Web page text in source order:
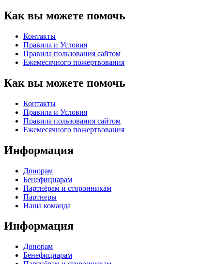
Как вы можете помочь
Контакты
Правила и Условия
Правила пользования сайтом
Eжемесячного пожертвования
Как вы можете помочь
Контакты
Правила и Условия
Правила пользования сайтом
Eжемесячного пожертвования
Информация
Донорам
Бенефициарам
Партнёрам и сторонникам
Партнеры
Наша команда
Информация
Донорам
Бенефициарам